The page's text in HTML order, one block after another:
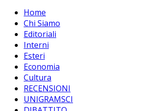
Home
Chi Siamo
Editoriali
Interni
Esteri
Economia
Cultura
RECENSIONI
UNIGRAMSCI